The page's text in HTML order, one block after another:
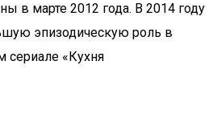
в марте 2012 года. В 2014 году
эпизодическую роль в
сериале «Кухня